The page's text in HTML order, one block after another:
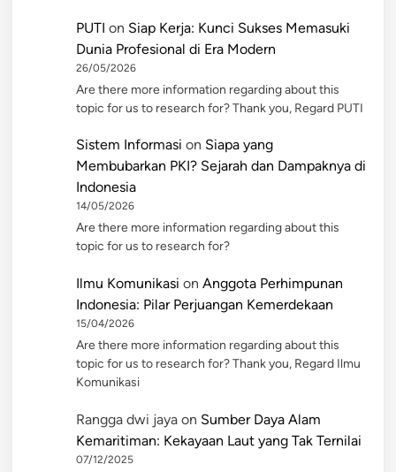
PUTI on Siap Kerja: Kunci Sukses Memasuki
Dunia Profesional di Era Modern
26/05/2026
Are there more information regarding about this
topic for us to research for? Thank you, Regard PUTI
Sistem Informasi on Siapa yang
Membubarkan PKI? Sejarah dan Dampaknya di
Indonesia
14/05/2026
Are there more information regarding about this
topic for us to research for?
Ilmu Komunikasi on Anggota Perhimpunan
Indonesia: Pilar Perjuangan Kemerdekaan
15/04/2026
Are there more information regarding about this
topic for us to research for? Thank you, Regard Ilmu
Komunikasi
Rangga dwi jaya on Sumber Daya Alam
Kemaritiman: Kekayaan Laut yang Tak Ternilai
07/12/2025